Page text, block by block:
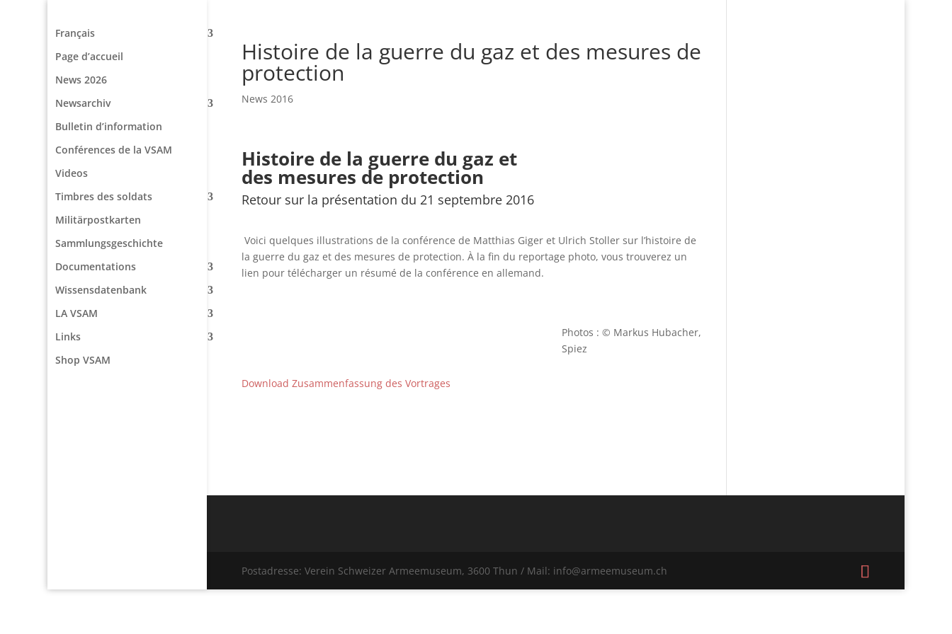
Français
Page d’accueil
News 2026
Newsarchiv
Bulletin d’information
Conférences de la VSAM
Videos
Timbres des soldats
Militärpostkarten
Sammlungsgeschichte
Documentations
Wissensdatenbank
LA VSAM
Links
Shop VSAM
Histoire de la guerre du gaz et des mesures de
protection
News 2016
Histoire de la guerre du gaz et
des mesures de protection
Retour sur la présentation du 21 septembre 2016
Voici quelques illustrations de la conférence de Matthias Giger et Ulrich Stoller sur l’histoire de
la guerre du gaz et des mesures de protection. À la fin du reportage photo, vous trouverez un
lien pour télécharger un résumé de la conférence en allemand.
Photos : © Markus Hubacher,
Spiez
Download Zusammenfassung des Vortrages
Postadresse: Verein Schweizer Armeemuseum, 3600 Thun / Mail: info@armeemuseum.ch